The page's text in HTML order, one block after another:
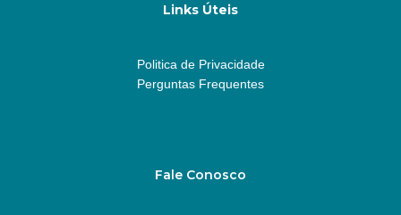
Links Úteis
Politica de Privacidade
Perguntas Frequentes
Fale Conosco